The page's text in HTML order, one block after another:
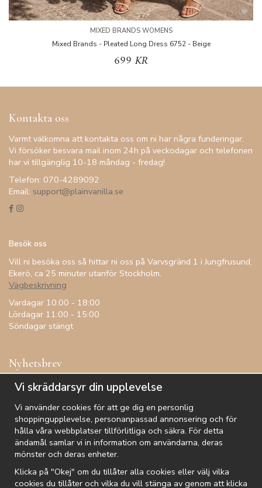
MIXED BRANDS WOMENS
Mixed Brands - Pleated Long Dress 6752 - Beige
699 KR
Kontakta oss
Varmt välkomna att kontakta oss om ni har några funderingar.
Vi försöker besvara mail inom 24h på veckodagar och telefonen
har vi tillgänglig 10-18 måndag - fredag!
Telefon: 070-4289092
Email: support@plainvanilla.se
Besök oss
Vill ni besöka oss så hittar ni oss på Varvsgränd 1 i Jungfrusund,
Ekerö, ca 25 minuter utanför Stockholm.
Vägbeskrivning
Vardagar 10:00 - 18:00
Lördagar 11:00 - 15:00
Söndagar stängt
Nyhetsbrev
Få inspiration, förtur till kampanjer, specialerbjudanden och
De uppgifter du matar in kommer endast användas till våra nyhetsbrev.
Vi skräddarsyr din upplevelse
Vi använder cookies för att ge dig en personlig
shoppingupplevelse, personanpassad annonsering och för
hålla våra webbplatser tillförlitliga och säkra. För detta
ändamål samlar vi in information om användarna, deras
mönster och deras enheter.
Klicka på "Okej" om du tillåter alla cookies eller välj vilka
cookies du tillåter och vilka du vill stänga av genom att klicka